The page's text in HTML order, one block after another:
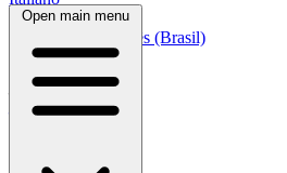
Português
Português (Brasil)
العربية
العربية
हिन्दी
Open main menu